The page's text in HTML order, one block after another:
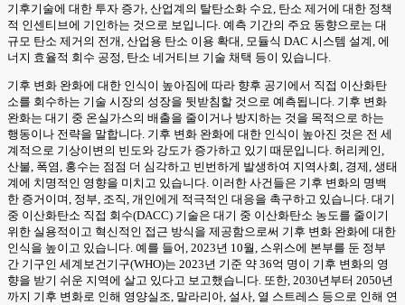
기후기술에 대한 투자 증가, 산업계의 탈탄소화 수요, 탄소 제거에 대한 정책
적 인센티브에 기인하는 것으로 보입니다. 예측 기간의 주요 동향으로는 대
규모 탄소 제거의 전개, 산업용 탄소 이용 확대, 모듈식 DAC 시스템 설계, 에
너지 효율적 회수 공정, 탄소 네거티브 기술 채택 등이 있습니다.
기후 변화 완화에 대한 인식이 높아짐에 따라 향후 공기에서 직접 이산화탄
소를 회수하는 기술 시장의 성장을 뒷받침할 것으로 예측됩니다. 기후 변화
완화는 대기 중 온실가스의 배출을 줄이거나 방지하는 것을 목적으로 하는
행동이나 전략을 말합니다. 기후 변화 완화에 대한 인식이 높아진 것은 전 세
계적으로 기상이변의 빈도와 강도가 증가하고 있기 때문입니다. 허리케인,
산불, 폭염, 홍수는 점점 더 심각하고 빈번하게 발생하여 지역사회, 경제, 생태
계에 치명적인 영향을 미치고 있습니다. 이러한 사건들은 기후 변화의 명백
한 증거이며, 정부, 조직, 개인에게 적극적인 대응을 촉구하고 있습니다. 대기
중 이산화탄소 직접 회수(DACC) 기술은 대기 중 이산화탄소 농도를 줄이기
위한 실용적이고 혁신적인 접근 방식을 제공함으로써 기후 변화 완화에 대한
인식을 높이고 있습니다. 예를 들어, 2023년 10월, 스위스에 본부를 둔 정부
간 기구인 세계보건기구(WHO)는 2023년 기준 약 36억 명이 기후 변화의 영
향을 받기 쉬운 지역에 살고 있다고 보고했습니다. 또한, 2030년부터 2050년
까지 기후 변화로 인해 영양실조, 말라리아, 설사, 열 스트레스 등으로 인해 연